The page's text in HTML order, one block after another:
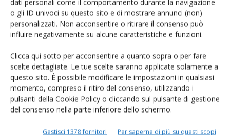
dati personali come il comportamento durante la navigazione
o gli ID univoci su questo sito e di mostrare annunci (non)
personalizzati. Non acconsentire o ritirare il consenso può
influire negativamente su alcune caratteristiche e funzioni.
Clicca qui sotto per acconsentire a quanto sopra o per fare
scelte dettagliate. Le tue scelte saranno applicate solamente a
questo sito. È possibile modificare le impostazioni in qualsiasi
momento, compreso il ritiro del consenso, utilizzando i
pulsanti della Cookie Policy o cliccando sul pulsante di gestione
del consenso nella parte inferiore dello schermo.
Gestisci 1378 fornitori Per saperne di più su questi scopi
dell’agricoltura
Iscriviti alle nostre newsletter